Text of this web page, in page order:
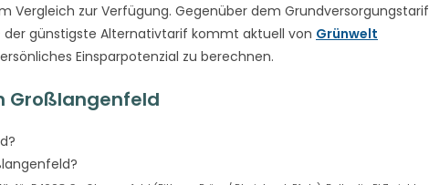
Vergleich zur Verfügung. Gegenüber dem Grundversorgungstarif
der günstigste Alternativtarif kommt aktuell von Grünwelt
Einsparpotenzial zu berechnen.
Großlangenfeld